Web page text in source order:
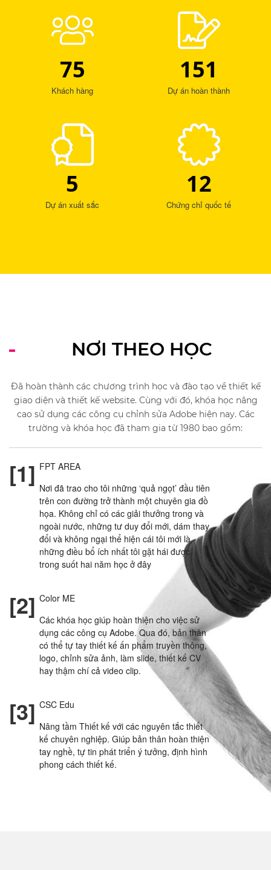
75
Khách hàng
151
Dự án hoàn thành
5
Dự án xuất sắc
12
Chứng chỉ quốc tế
NƠI THEO HỌC
Đã hoàn thành các chương trình học và đào tạo về thiết kế
giao diện và thiết kế website. Cùng với đó, khóa học nâng
cao sử dụng các công cụ chỉnh sửa Adobe hiện nay. Các
trường và khóa học đã tham gia từ 1980 bao gồm:
[1] FPT AREA
Nơi đã trao cho tôi những ‘quả ngọt’ đầu tiên
trên con đường trở thành một chuyên gia đồ
họa. Không chỉ có các giải thưởng trong và
ngoài nước, những tư duy đổi mới, dám thay
đổi và không ngại thể hiện cái tôi mới là
những điều bổ ích nhất tôi gặt hái được
trong suốt hai năm học ở đây
[2] Color ME
Các khóa học giúp hoàn thiện cho việc sử
dụng các công cụ Adobe. Qua đó, bản thân
có thể tự tay thiết kế ấn phẩm truyền thông,
logo, chỉnh sửa ảnh, làm slide, thiết kế CV
hay thậm chí cả video clip.
[3] CSC Edu
Nâng tầm Thiết kế với các nguyên tắc thiết
kế chuyên nghiệp. Giúp bản thân hoàn thiện
tay nghề, tự tin phát triển ý tưởng, định hình
phong cách thiết kế.